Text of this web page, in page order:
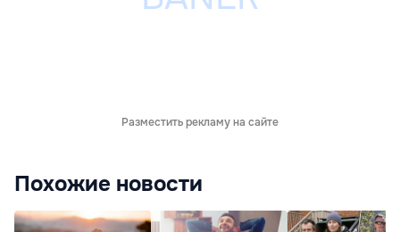
Разместить рекламу на сайте
Похожие новости